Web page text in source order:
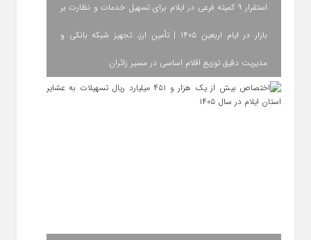
استقرار ۹ کمیته فرعی در ایلام برای تسهیل خدمات و نظارت بر
بازار در ایام اربعین ۱۴۰۵ | تأمین ارز، تجهیز شبکه بانکی و
مدیریت دقیق توزیع اقلام اساسی در مسیر زائران